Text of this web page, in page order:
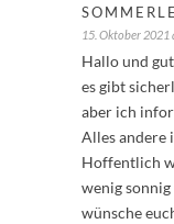
15. Oktober 2021
Hallo und
es gibt
aber ich
Alles andere
Hoffentlich
wenig
wünsche